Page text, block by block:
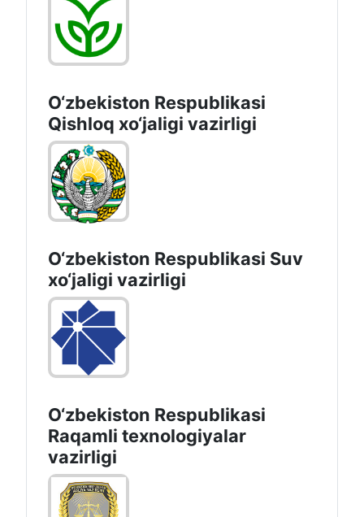
O‘zbekiston Respublikasi
Qishloq хo‘jаligi vаzirligi
O‘zbekiston Respublikasi Suv
хo‘jaligi vazirligi
O‘zbekiston Respublikasi
Raqamli texnologiyalar
vazirligi